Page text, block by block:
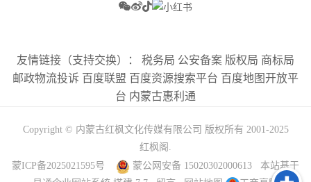
友情链接（支持交换）： 税务局 公安备案 版权局 商标局
邮政物流投诉 百度联盟 百度资源搜索平台 百度地图开放平
台 内蒙古惠利通
Copyright © 内蒙古红枫文化传媒有限公司 版权所有 2001-2025
红枫阁
蒙ICP备2025021595号
蒙公网安备 15020302000613
本站基于